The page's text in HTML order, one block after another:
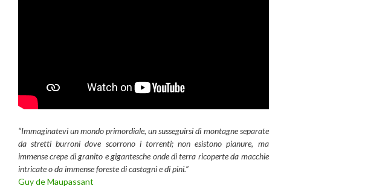
“Immaginatevi un mondo primordiale, un susseguirsi di montagne separate
da stretti burroni dove scorrono i torrenti; non esistono pianure, ma
immense crepe di granito e gigantesche onde di terra ricoperte da macchie
intricate o da immense foreste di castagni e di pini.”
Guy de Maupassant